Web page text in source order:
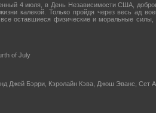
4 июля, в День Независимости США,
калекой. Только пройдя через весь ад
оставшиеся физические и моральные
of July
Джей Бэрри, Кэролайн Кэва, Джош Эванс, Сет